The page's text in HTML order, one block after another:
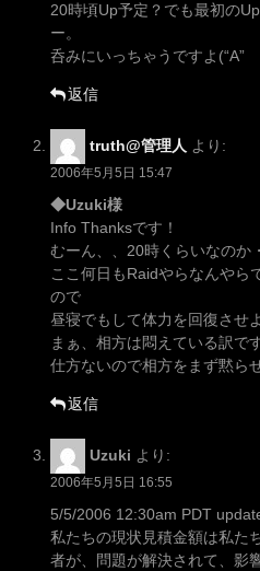
20時頃Up予定？でも最初の
ー。
呑みにいっちゃうですよ(“A”
返信
truth@管理人 より:
2006年5月5日 15:47
◆Uzuki様
Info Thanksです！
むーん、、20時くらいなのか
ここ何日もRaidやらなんやら
ので
昼寝でもして体力を回復させ
まぁ、相方は悶えている訳で
仕方ないので相方をまず黙ら
返信
Uzuki より:
2006年5月5日 16:55
5/5/2006 12:30am PDT
私たちの現状見積金額は私た
者が、問題が解決されて、影